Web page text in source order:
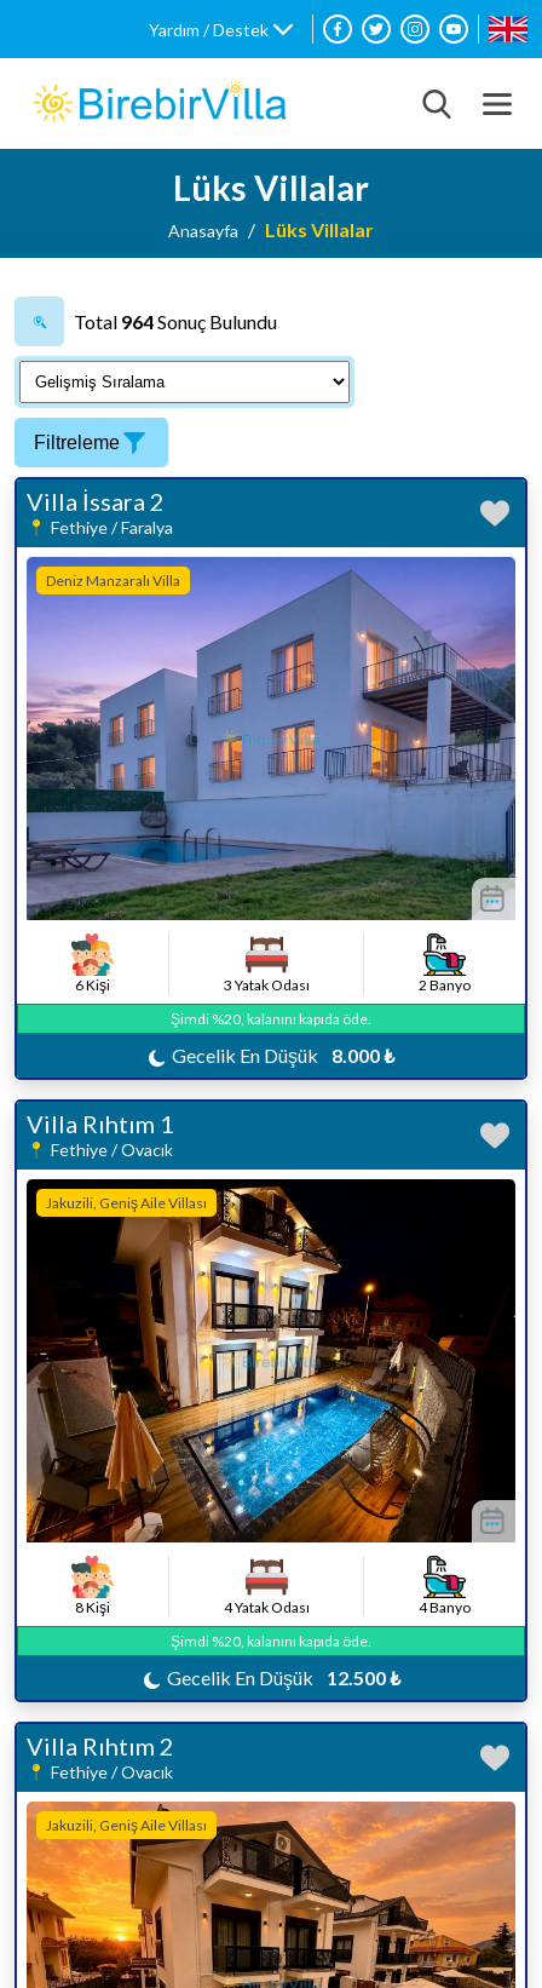
Yardım / Destek
Lüks Villalar
Anasayfa Lüks Villalar
Total 964Sonuç Bulundu
Filtreleme
Villa İssara 2
Fethiye / Faralya
Deniz Manzaralı Villa
6 Kişi 3 Yatak Odası
2 Banyo
Şimdi %20, kalanını kapıda öde.
Gecelik En Düşük 8.000 ₺
Villa Rıhtım 1
Fethiye / Ovacık
Jakuzili, Geniş Aile Villası
8 Kişi 4 Yatak Odası
4 Banyo
Şimdi %20, kalanını kapıda öde.
Gecelik En Düşük 12.500 ₺
Villa Rıhtım 2
Fethiye / Ovacık
Jakuzili, Geniş Aile Villası